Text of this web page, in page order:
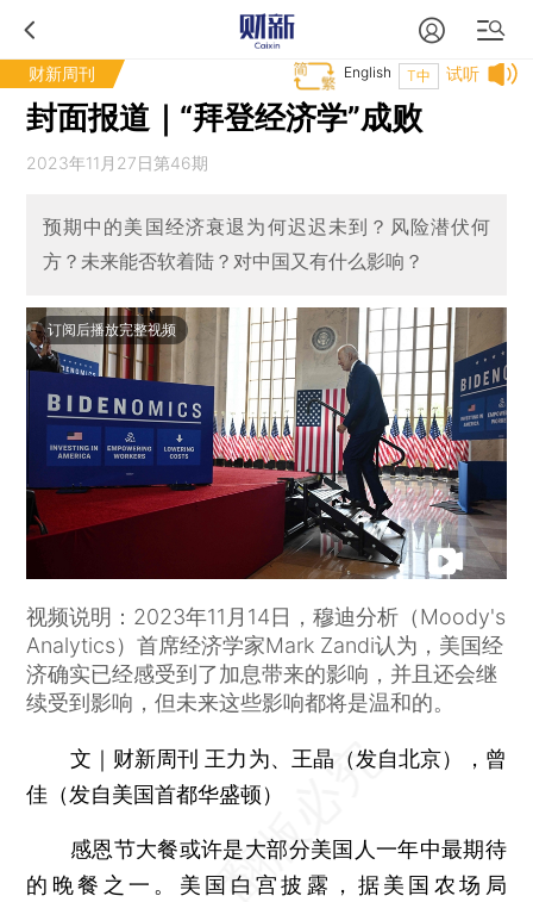
财新周刊 试听
T中
English
封面报道｜“拜登经济学”成败
2023年11月27日第46期
预期中的美国经济衰退为何迟迟未到？风险潜伏何
方？未来能否软着陆？对中国又有什么影响？
订阅后播放完整视频
视频说明：2023年11月14日，穆迪分析（Moody's
Analytics）首席经济学家Mark Zandi认为，美国经
济确实已经感受到了加息带来的影响，并且还会继
续受到影响，但未来这些影响都将是温和的。
文｜财新周刊 王力为、王晶（发自北京），曾
佳（发自美国首都华盛顿）
感恩节大餐或许是大部分美国人一年中最期待
的晚餐之一。美国白宫披露，据美国农场局